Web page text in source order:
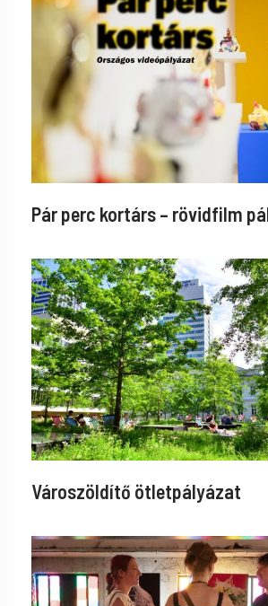
Pár perc kortárs – rövidfilm
Városzöldítő ötletpályázat